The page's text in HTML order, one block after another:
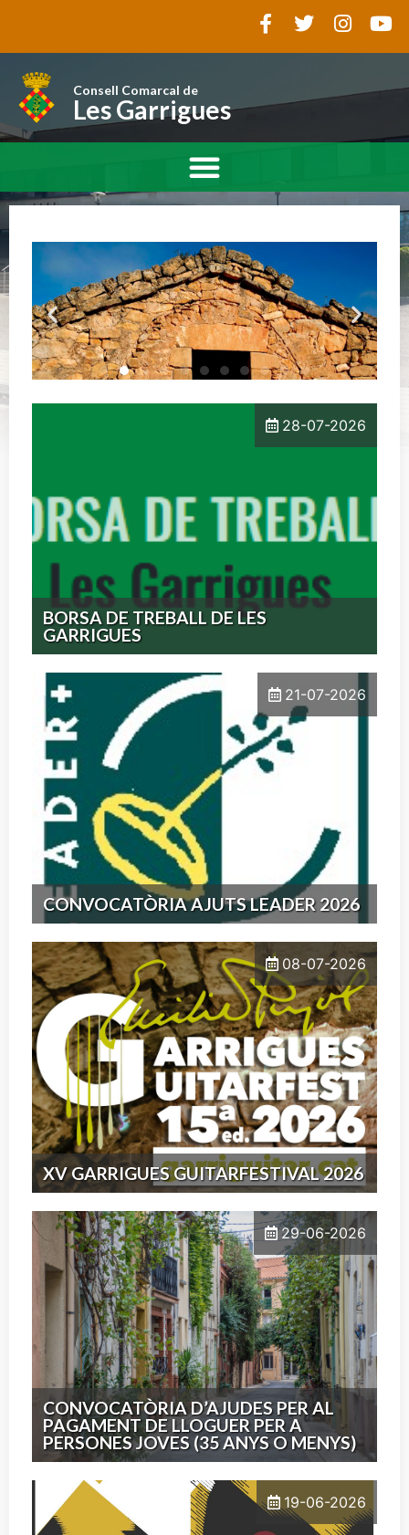
Consell Comarcal de
Les Garrigues
28-07-2026
BORSA DE TREBALL DE LES
GARRIGUES
21-07-2026
CONVOCATÒRIA AJUTS LEADER 2026
08-07-2026
XV GARRIGUES GUITARFESTIVAL 2026
29-06-2026
CONVOCATÒRIA D’AJUDES PER AL
PAGAMENT DE LLOGUER PER A
PERSONES JOVES (35 ANYS O MENYS)
19-06-2026